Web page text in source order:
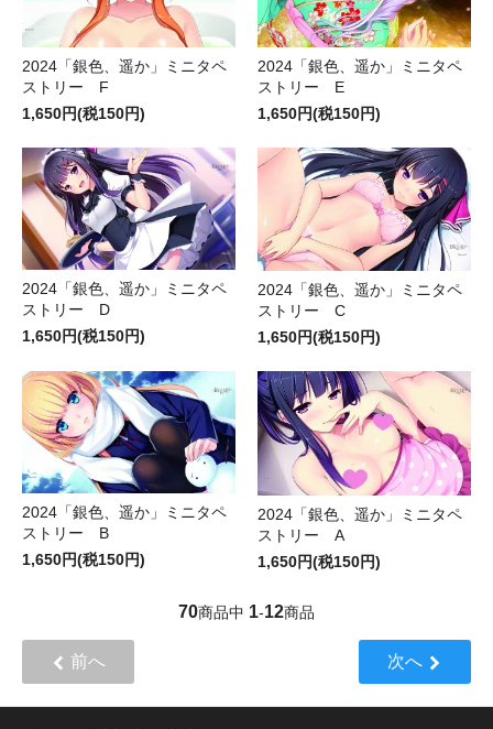
2024「銀色、遥か」ミニタペ
ストリー F
1,650円(税150円)
2024「銀色、遥か」ミニタペ
ストリー E
1,650円(税150円)
2024「銀色、遥か」ミニタペ
ストリー D
1,650円(税150円)
2024「銀色、遥か」ミニタペ
ストリー C
1,650円(税150円)
2024「銀色、遥か」ミニタペ
ストリー B
1,650円(税150円)
2024「銀色、遥か」ミニタペ
ストリー A
1,650円(税150円)
70商品中 1-12商品
前へ 次へ